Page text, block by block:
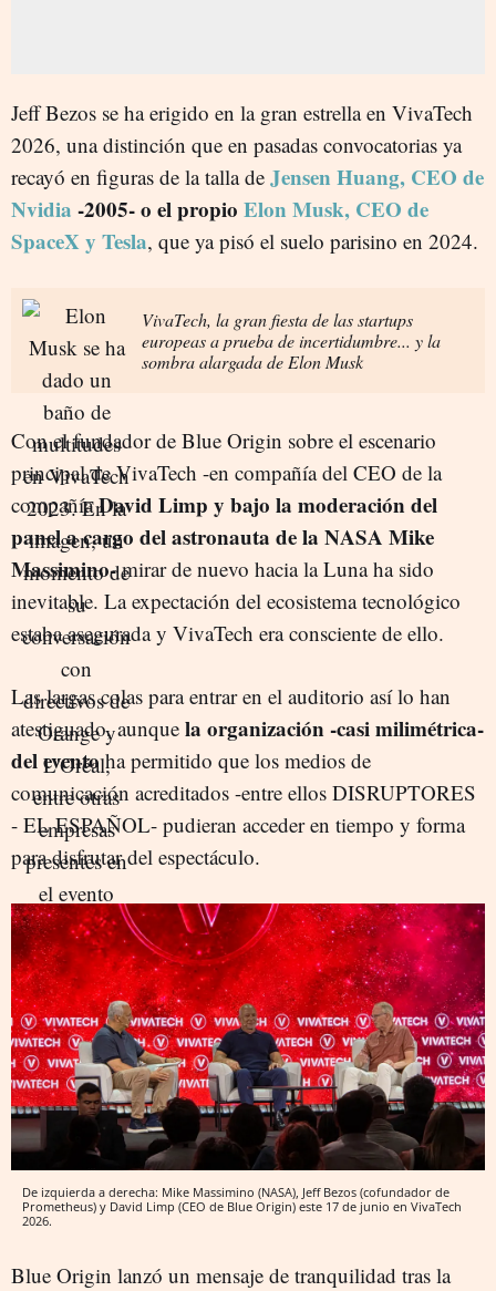
Jeff Bezos se ha erigido en la gran estrella en VivaTech
2026, una distinción que en pasadas convocatorias ya
recayó en figuras de la talla de Jensen Huang, CEO de
Nvidia -2005- o el propio Elon Musk, CEO de
SpaceX y Tesla, que ya pisó el suelo parisino en 2024.
VivaTech, la gran fiesta de las startups
europeas a prueba de incertidumbre... y la
sombra alargada de Elon Musk
Con el fundador de Blue Origin sobre el escenario
principal de VivaTech -en compañía del CEO de la
compañíaDavid Limp y bajo la moderación del
panel a cargo del astronauta de la NASA Mike
Massimino-mirar de nuevo hacia la Luna ha sido
inevitable. La expectación del ecosistema tecnológico
estaba asegurada y VivaTech era consciente de ello.
Las largas colas para entrar en el auditorio así lo han
atestiguado, aunque la organización -casi milimétrica-
del eventoha permitido que los medios de
comunicación acreditados -entre ellos DISRUPTORES
- EL ESPAÑOL- pudieran acceder en tiempo y forma
para disfrutar del espectáculo.
De izquierda a derecha: Mike Massimino (NASA), Jeff Bezos (cofundador de
Prometheus) y David Limp (CEO de Blue Origin) este 17 de junio en VivaTech
2026.
Blue Origin lanzó un mensaje de tranquilidad tras la